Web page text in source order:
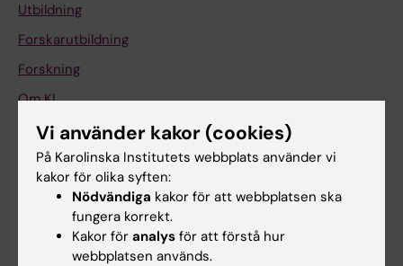
Utbildning
Forskarutbildning
Forskning
Om KI
På gång
Nyheter
Kalender
Vi använder kakor (cookies)
På Karolinska Institutets webbplats använder vi
kakor för olika syften:
Nödvändiga kakor för att webbplatsen ska
fungera korrekt.
Kakor för analys för att förstå hur
webbplatsen används.